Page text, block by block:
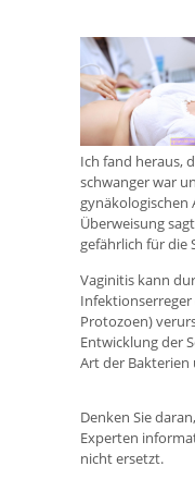
Ich fand heraus,
schwanger war
gynäkologischen
Überweisung
gefährlich für die
Vaginitis kann
Infektionserreger
Protozoen)
Entwicklung der
Art der Bakterien
Denken Sie
Experten
nicht ersetzt.